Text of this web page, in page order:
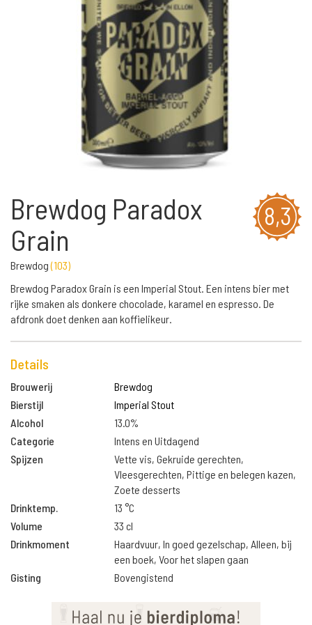
8,3
Brewdog Paradox
Grain
Brewdog(103)
Brewdog Paradox Grain is een Imperial Stout. Een intens bier met
rijke smaken als donkere chocolade, karamel en espresso. De
afdronk doet denken aan koffielikeur.
Details
Brouwerij
Brewdog
Bierstijl
Imperial Stout
Alcohol
13.0%
Categorie
Intens en Uitdagend
Spijzen
Vette vis, Gekruide gerechten,
Vleesgerechten, Pittige en belegen kazen,
Zoete desserts
Drinktemp.
13 °C
Volume
33 cl
Drinkmoment
Haardvuur, In goed gezelschap, Alleen, bij
een boek, Voor het slapen gaan
Gisting
Bovengistend